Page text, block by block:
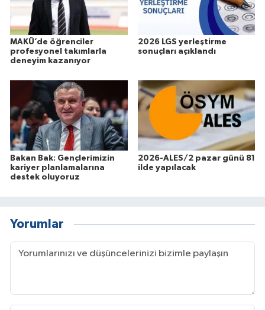
MAKÜ’de öğrenciler
profesyonel takımlarla
deneyim kazanıyor
2026 LGS yerleştirme
sonuçları açıklandı
Bakan Bak: Gençlerimizin
kariyer planlamalarına
destek oluyoruz
2026-ALES/2 pazar günü 81
ilde yapılacak
Yorumlar